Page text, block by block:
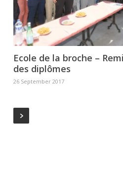
Ecole de la broche –
des diplômes
26 September 2017